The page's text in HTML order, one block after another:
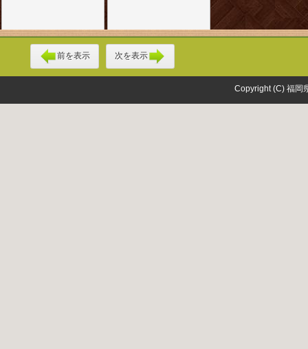
前を表示 次を表示
Copyright (C) 福岡